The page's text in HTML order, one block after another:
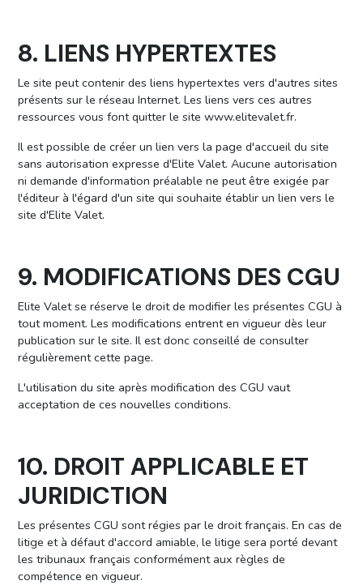
8. LIENS HYPERTEXTES
Le site peut contenir des liens hypertextes vers d'autres sites
présents sur le réseau Internet. Les liens vers ces autres
ressources vous font quitter le site www.elitevalet.fr.
Il est possible de créer un lien vers la page d'accueil du site
sans autorisation expresse d'Elite Valet. Aucune autorisation
ni demande d'information préalable ne peut être exigée par
l'éditeur à l'égard d'un site qui souhaite établir un lien vers le
site d'Elite Valet.
9. MODIFICATIONS DES CGU
Elite Valet se réserve le droit de modifier les présentes CGU à
tout moment. Les modifications entrent en vigueur dès leur
publication sur le site. Il est donc conseillé de consulter
régulièrement cette page.
L'utilisation du site après modification des CGU vaut
acceptation de ces nouvelles conditions.
10. DROIT APPLICABLE ET
JURIDICTION
Les présentes CGU sont régies par le droit français. En cas de
litige et à défaut d'accord amiable, le litige sera porté devant
les tribunaux français conformément aux règles de
compétence en vigueur.